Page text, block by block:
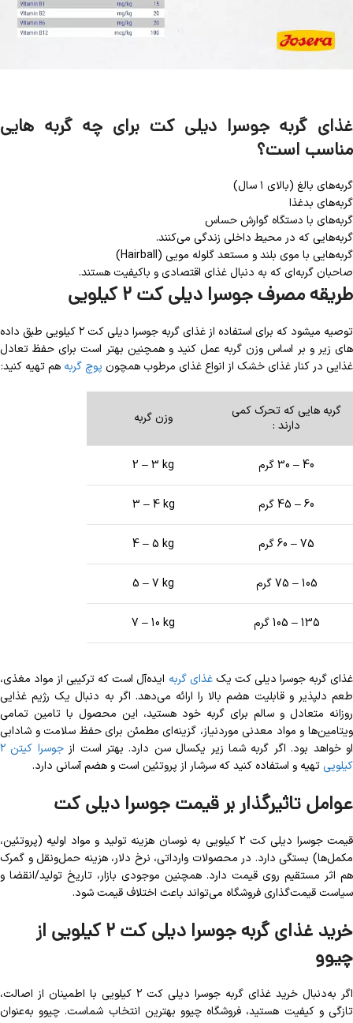
غذای گربه جوسرا دیلی کت برای چه گربه هایی
مناسب است؟
گربه‌های بالغ (بالای ۱ سال)
گربه‌های بدغذا
گربه‌های با دستگاه گوارش حساس
گربه‌هایی که در محیط داخلی زندگی می‌کنند.
گربه‌هایی با موی بلند و مستعد گلوله مویی (Hairball)
صاحبان گربه‌ای که به دنبال غذای اقتصادی و باکیفیت هستند.
طریقه مصرفجوسرا دیلی کت ۲ کیلویی
توصیه میشود که برای استفاده از غذای گربه جوسرا دیلی کت ۲ کیلویی طبق داده
های زیر و بر اساس وزن گربه عمل کنید و همچنین بهتر است برای حفظ تعادل
غذایی در کنار غذای خشک از انواع غذای مرطوب همچون پوچ گربه هم تهیه کنید:
گربه هایی که تحرک کمی
دارند :
وزن گربه
40 – 30 گرم 2 – 3 kg
60 – 45 گرم 3 – 4 kg
75 – 60 گرم 4 – 5 kg
105 – 75 گرم 5 – 7 kg
135 – 105 گرم 7 – 10 kg
غذای گربه جوسرا دیلی کت یکغذای گربه ایده‌آل است که ترکیبی از مواد مغذی،
طعم دلپذیر و قابلیت هضم بالا را ارائه می‌دهد. اگر به دنبال یک رژیم غذایی
روزانه متعادل و سالم برای گربه خود هستید، این محصول با تامین تمامی
ویتامین‌ها و مواد معدنی موردنیاز، گزینه‌ای مطمئن برای حفظ سلامت و شادابی
او خواهد بود. اگر گربه شما زیر یکسال سن دارد. بهتر است از
جوسرا کیتن ۲
کیلویی تهیه و استفاده کنید که سرشار از پروتئین است و هضم آسانی دارد.
عوامل تاثیرگذار بر قیمت جوسرا دیلی کت
قیمت جوسرا دیلی کت ۲ کیلویی به نوسان هزینه تولید و مواد اولیه (پروتئین،
مکمل‌ها) بستگی دارد. در محصولات وارداتی، نرخ دلار، هزینه حمل‌ونقل و گمرک
هم اثر مستقیم روی قیمت دارد. همچنین موجودی بازار، تاریخ تولید/انقضا و
سیاست قیمت‌گذاری فروشگاه می‌تواند باعث اختلاف قیمت شود.
خرید غذای گربهجوسرا دیلی کت ۲ کیلویی
از
چیوو
اگر به‌دنبال خرید غذای گربه جوسرا دیلی کت ۲ کیلویی با اطمینان از اصالت،
تازگی و کیفیت هستید، فروشگاه چیوو بهترین انتخاب شماست. چیوو به‌عنوان